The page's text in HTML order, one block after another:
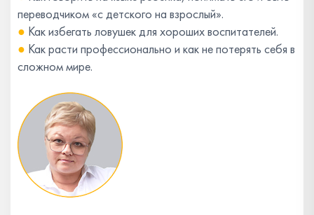
переводчиком «с детского на взрослый».
● Как избегать ловушек для хороших воспитателей.
● Как расти профессионально и как не потерять себя в
сложном мире.